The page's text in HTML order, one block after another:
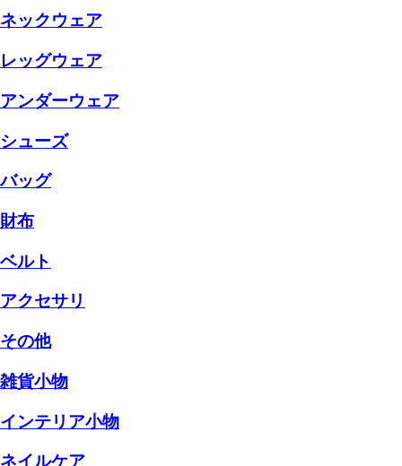
ネックウェア
レッグウェア
アンダーウェア
シューズ
バッグ
財布
ベルト
アクセサリ
その他
雑貨小物
インテリア小物
ネイルケア